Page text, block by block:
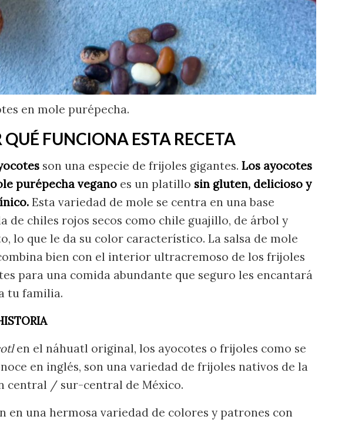
en mole purépecha.
QUÉ FUNCIONA ESTA RECETA
son una especie de frijoles gigantes. Los ayocotes
purépecha vegano es un platillo sin gluten, delicioso y
Esta variedad de mole se centra en una base
de chiles rojos secos como chile guajillo, de árbol y
lo que le da su color característico. La salsa de mole
bien con el interior ultracremoso de los frijoles
para una comida abundante que seguro les encantará
tu familia.
en el náhuatl original, los ayocotes o frijoles como se
en inglés, son una variedad de frijoles nativos de la
central / sur-central de México.
en una hermosa variedad de colores y patrones con